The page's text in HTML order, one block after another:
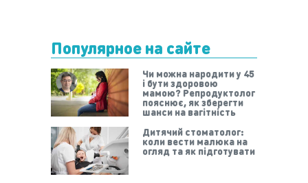
Популярное на сайте
Чи можна народити у 45
і бути здоровою
мамою? Репродуктолог
пояснює, як зберегти
шанси на вагітність
Дитячий стоматолог:
коли вести малюка на
огляд та як підготувати